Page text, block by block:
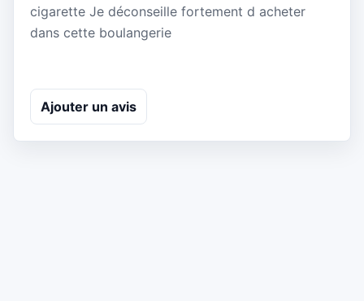
cigarette Je déconseille fortement d acheter
dans cette boulangerie
Ajouter un avis